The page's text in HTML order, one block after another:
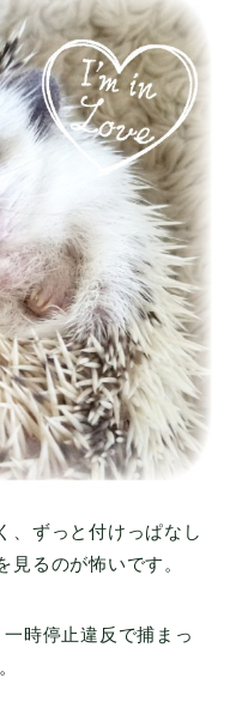
、ずっと付けっぱなし
見るのが怖いです。
時停止違反で捕まっ